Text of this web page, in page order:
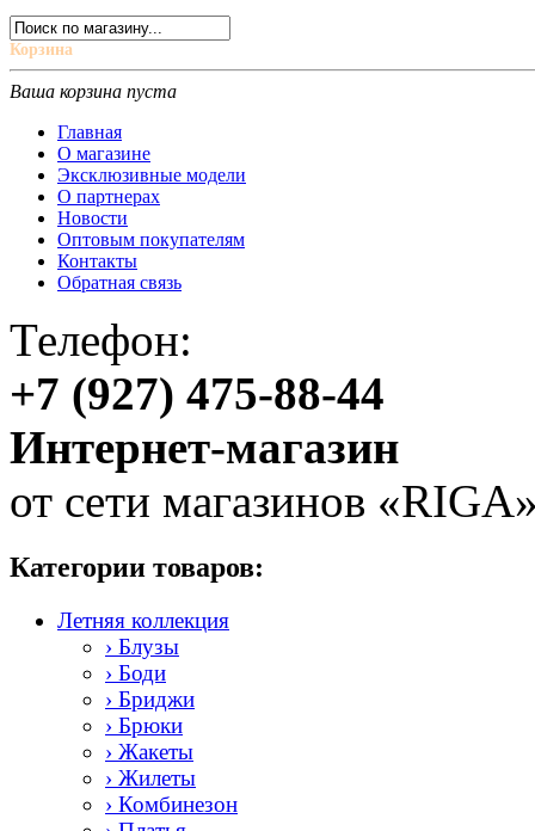
Корзина
Ваша корзина пуста
Главная
О магазине
Эксклюзивные модели
О партнерах
Новости
Оптовым покупателям
Контакты
Обратная связь
Телефон:
+7 (927) 475-88-44
Интернет-магазин
от сети магазинов
Категории товаров:
Летняя коллекция
› Блузы
› Боди
› Бриджи
› Брюки
› Жакеты
› Жилеты
› Комбинезон